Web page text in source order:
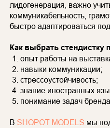
лидогенерация, важно
коммуникабельность,
быстро адаптироваться
Как выбрать стендистку
опыт работы на
навыки коммуникации;
стрессоустойчивость;
знание иностранных
понимание задач бренда.
В SHOPOT MODELS мы